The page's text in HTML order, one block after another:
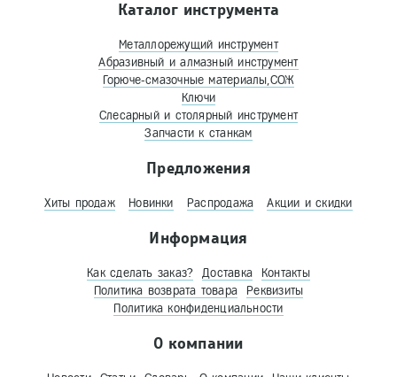
Каталог инструмента
Металлорежущий инструмент
Абразивный и алмазный инструмент
Горюче-смазочные материалы,СОЖ
Ключи
Слесарный и столярный инструмент
Запчасти к станкам
Предложения
Хиты продаж Новинки Распродажа Акции и скидки
Информация
Как сделать заказ? Доставка
Контакты
Политика возврата товара
Реквизиты
Политика конфиденциальности
О компании